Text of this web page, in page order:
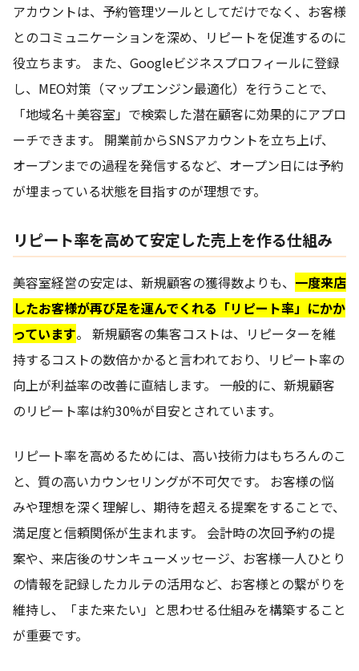
アカウントは、予約管理ツールとしてだけでなく、お客様
とのコミュニケーションを深め、リピートを促進するのに
役立ちます。 また、Googleビジネスプロフィールに登録
し、MEO対策（マップエンジン最適化）を行うことで、
「地域名＋美容室」で検索した潜在顧客に効果的にアプロ
ーチできます。 開業前からSNSアカウントを立ち上げ、
オープンまでの過程を発信するなど、オープン日には予約
が埋まっている状態を目指すのが理想です。
リピート率を高めて安定した売上を作る仕組み
美容室経営の安定は、新規顧客の獲得数よりも、 一度来店
したお客様が再び足を運んでくれる「リピート率」にかか
っています。 新規顧客の集客コストは、リピーターを維
持するコストの数倍かかると言われており、リピート率の
向上が利益率の改善に直結します。 一般的に、新規顧客
のリピート率は約30%が目安とされています。
リピート率を高めるためには、高い技術力はもちろんのこ
と、質の高いカウンセリングが不可欠です。 お客様の悩
みや理想を深く理解し、期待を超える提案をすることで、
満足度と信頼関係が生まれます。 会計時の次回予約の提
案や、来店後のサンキューメッセージ、お客様一人ひとり
の情報を記録したカルテの活用など、お客様との繋がりを
維持し、「また来たい」と思わせる仕組みを構築すること
が重要です。